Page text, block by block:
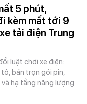
5 phút,
kèm mất tới 9
tải điện Trung
luật chơi xe điện:
bán trọn gói pin,
hạ tầng năng lượng.